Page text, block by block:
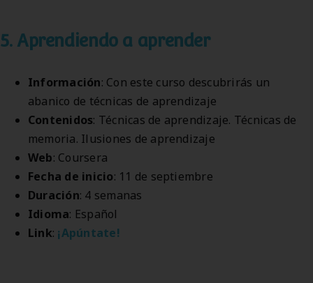
5. Aprendiendo a aprender
Información: Con este curso descubrirás un
abanico de técnicas de aprendizaje
Contenidos: Técnicas de aprendizaje. Técnicas de
memoria. Ilusiones de aprendizaje
Web: Coursera
Fecha de inicio: 11 de septiembre
Duración: 4 semanas
Idioma: Español
Link: ¡Apúntate!